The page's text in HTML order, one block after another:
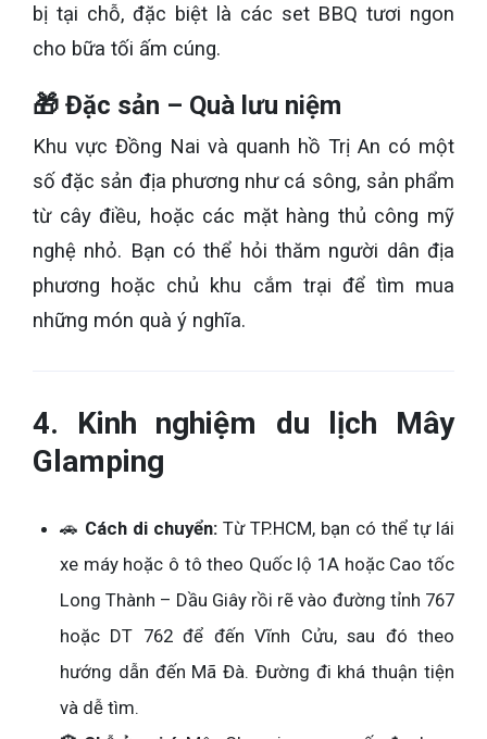
bị tại chỗ, đặc biệt là các set BBQ tươi ngon
cho bữa tối ấm cúng.
🎁 Đặc sản – Quà lưu niệm
Khu vực Đồng Nai và quanh hồ Trị An có một
số đặc sản địa phương như cá sông, sản phẩm
từ cây điều, hoặc các mặt hàng thủ công mỹ
nghệ nhỏ. Bạn có thể hỏi thăm người dân địa
phương hoặc chủ khu cắm trại để tìm mua
những món quà ý nghĩa.
4. Kinh nghiệm du lịch Mây
Glamping
🚗 Cách di chuyển: Từ TP.HCM, bạn có thể tự lái
xe máy hoặc ô tô theo Quốc lộ 1A hoặc Cao tốc
Long Thành – Dầu Giây rồi rẽ vào đường tỉnh 767
hoặc DT 762 để đến Vĩnh Cửu, sau đó theo
hướng dẫn đến Mã Đà. Đường đi khá thuận tiện
và dễ tìm.